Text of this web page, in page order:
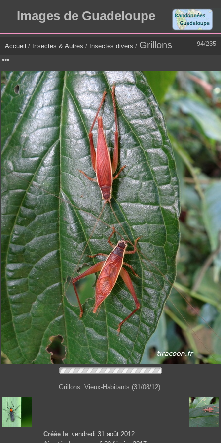
Images de Guadeloupe
94/235
Accueil / Insectes & Autres / Insectes divers / Grillons
Grillons. Vieux-Habitants (31/08/12).
Créée le vendredi 31 août 2012